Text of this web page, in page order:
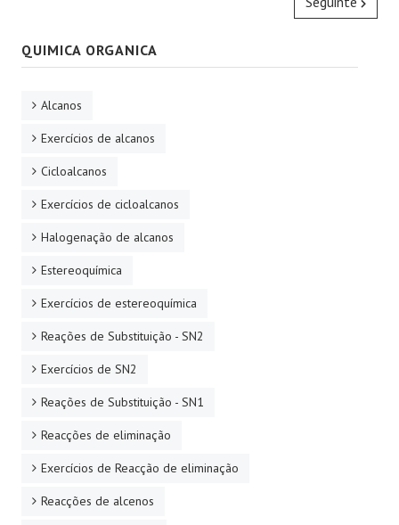
QUIMICA ORGANICA
Alcanos
Exercícios de alcanos
Cicloalcanos
Exercícios de cicloalcanos
Halogenação de alcanos
Estereoquímica
Exercícios de estereoquímica
Reações de Substituição - SN2
Exercícios de SN2
Reações de Substituição - SN1
Reacções de eliminação
Exercícios de Reacção de eliminação
Reacções de alcenos